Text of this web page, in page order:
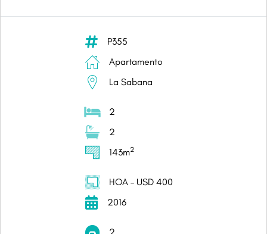
P355
Apartamento
La Sabana
2
2
143m2
HOA – USD 400
2016